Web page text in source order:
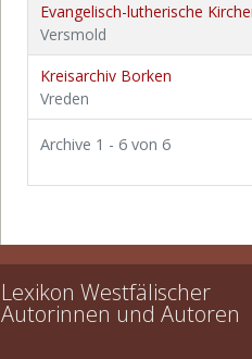
Evangelisch-lutherische
Versmold
Kreisarchiv Borken
Vreden
Archive 1 - 6 von 6
Lexikon Westfälischer
Autorinnen und Autoren